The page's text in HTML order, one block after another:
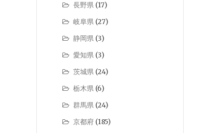
長野県 (17)
岐阜県 (27)
静岡県 (3)
愛知県 (3)
茨城県 (24)
栃木県 (6)
群馬県 (24)
京都府 (185)